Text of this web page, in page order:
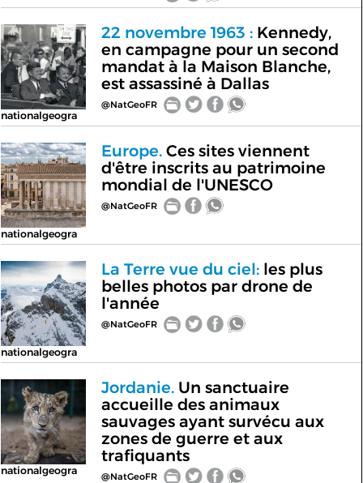
nationalgeogra
22 novembre 1963 :Kennedy,
en campagne pour un second
mandat à la Maison Blanche,
est assassiné à Dallas
@NatGeoFR
nationalgeogra
Europe.Ces sites viennent
d'être inscrits au patrimoine
mondial de l'UNESCO
@NatGeoFR
nationalgeogra
La Terre vue du ciel:les plus
belles photos par drone de
l'année
@NatGeoFR
nationalgeogra
Jordanie.Un sanctuaire
accueille des animaux
sauvages ayant survécu aux
zones de guerre et aux
trafiquants
@NatGeoFR